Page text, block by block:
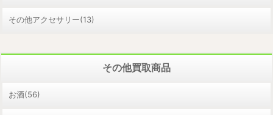
その他アクセサリー(13)
その他買取商品
お酒(56)